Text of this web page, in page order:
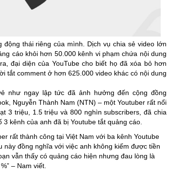
thái riêng của mình. Dịch vụ chia sẻ video lớn
cáo khỏi hơn 50.000 kênh vi phạm chứa nội dung
đại diện của YouTube cho biết họ đã xóa bỏ hơn
tắt comment ở hơn 625.000 video khác có nội dung
như ngay lập tức đã ảnh hưởng đến cộng đồng
Nguyễn Thành Nam (NTN) – một Youtuber rất nổi
3 triệu, 1.5 triệu và 800 nghìn subscribers, đã chia
kênh của anh đã bị Youtube tắt quảng cáo.
rất thành công tại Việt Nam với ba kênh Youtube
đồng nghĩa với việc anh không kiếm được tiền
vẫn thấy có quảng cáo hiện nhưng đau lòng là
– Nam viết.